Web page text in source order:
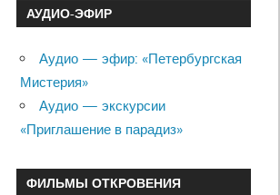
АУДИО-ЭФИР
Аудио — эфир: «Петербургская
Мистерия»
Аудио — экскурсии
«Приглашение в парадиз»
ФИЛЬМЫ ОТКРОВЕНИЯ